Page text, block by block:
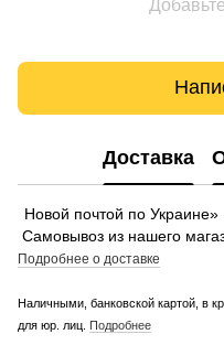
Доставка
Новой почтой по
Самовывоз из нашего
Подробнее о доставке
Наличными, банковской картой, в
для юр. лиц. Подробнее